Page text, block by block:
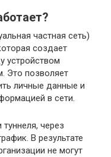
частная сеть)
создает
устройством
Это позволяет
личные данные и
в сети.
через
В результате
не могут